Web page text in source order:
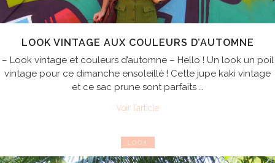
LOOK VINTAGE AUX COULEURS D’AUTOMNE
– Look vintage et couleurs d’automne – Hello ! Un look un poil
vintage pour ce dimanche ensoleillé ! Cette jupe kaki vintage
et ce sac prune sont parfaits …
Voir l’article
LOOK